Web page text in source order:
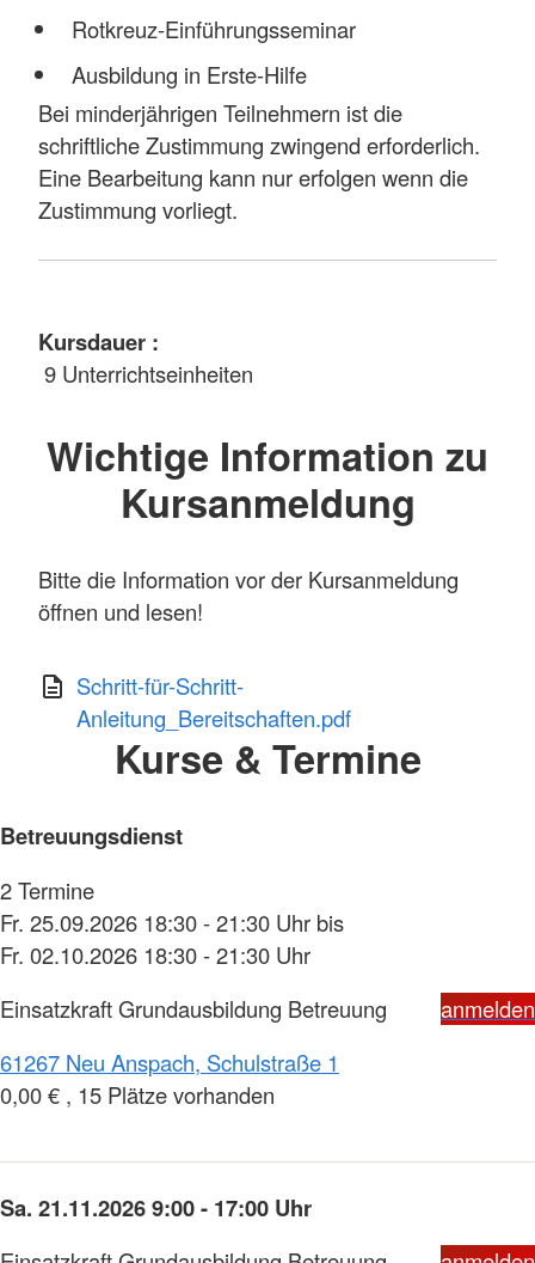
Rotkreuz-Einführungsseminar
Ausbildung in Erste-Hilfe
Bei minderjährigen Teilnehmern ist die
schriftliche Zustimmung zwingend erforderlich.
Eine Bearbeitung kann nur erfolgen wenn die
Zustimmung vorliegt.
Kursdauer :
9 Unterrichtseinheiten
Wichtige Information zu
Kursanmeldung
Bitte die Information vor der Kursanmeldung
öffnen und lesen!
Schritt-für-Schritt-
Anleitung_Bereitschaften.pdf
Kurse & Termine
Betreuungsdienst
2 Termine
Fr. 25.09.2026 18:30 - 21:30 Uhr bis
Fr. 02.10.2026 18:30 - 21:30 Uhr
Einsatzkraft Grundausbildung Betreuung
anmelden
61267 Neu Anspach, Schulstraße 1
0,00 € , 15 Plätze vorhanden
Sa. 21.11.2026 9:00 - 17:00 Uhr